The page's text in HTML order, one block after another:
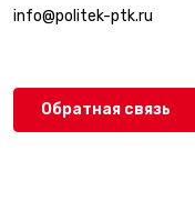
info@politek-ptk.ru
Обратная связь